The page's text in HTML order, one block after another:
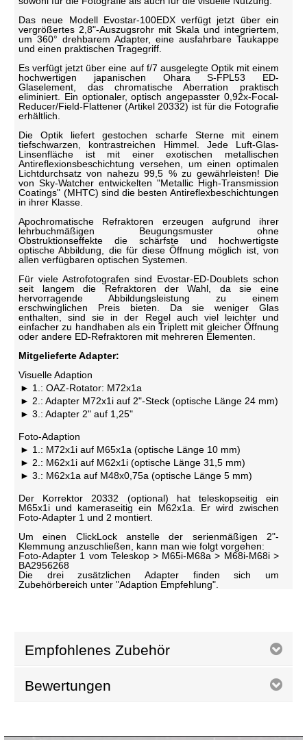
Das neue Modell Evostar-100EDX verfügt jetzt über ein
vergrößertes 2,8"-Auszugsrohr mit Skala und integriertem,
um 360° drehbarem Adapter, eine ausfahrbare Taukappe
und einen praktischen Tragegriff.
Es verfügt jetzt über eine auf f/7 ausgelegte Optik mit einem
hochwertigen japanischen Ohara S-FPL53 ED-
Glaselement, das chromatische Aberration praktisch
eliminiert. Ein optionaler, optisch angepasster 0,92x-Focal-
Reducer/Field-Flattener (Artikel 20332) ist für die Fotografie
erhältlich.
Die Optik liefert gestochen scharfe Sterne mit einem
tiefschwarzen, kontrastreichen Himmel. Jede Luft-Glas-
Linsenfläche ist mit einer exotischen metallischen
Antireflexionsbeschichtung versehen, um einen optimalen
Lichtdurchsatz von nahezu 99,5 % zu gewährleisten! Die
von Sky-Watcher entwickelten "Metallic High-Transmission
Coatings" (MHTC) sind die besten Antireflexbeschichtungen
in ihrer Klasse.
Apochromatische Refraktoren erzeugen aufgrund ihrer
lehrbuchmäßigen Beugungsmuster ohne
Obstruktionseffekte die schärfste und hochwertigste
optische Abbildung, die für diese Öffnung möglich ist, von
allen verfügbaren optischen Systemen.
Für viele Astrofotografen sind Evostar-ED-Doublets schon
seit langem die Refraktoren der Wahl, da sie eine
hervorragende Abbildungsleistung zu einem
erschwinglichen Preis bieten. Da sie weniger Glas
enthalten, sind sie in der Regel auch viel leichter und
einfacher zu handhaben als ein Triplett mit gleicher Öffnung
oder andere ED-Refraktoren mit mehreren Elementen.
Mitgelieferte Adapter:
Visuelle Adaption
1.: OAZ-Rotator: M72x1a
2.: Adapter M72x1i auf 2"-Steck (optische Länge 24 mm)
3.: Adapter 2" auf 1,25"
Foto-Adaption
1.: M72x1i auf M65x1a (optische Länge 10 mm)
2.: M62x1i auf M62x1i (optische Länge 31,5 mm)
3.: M62x1a auf M48x0,75a (optische Länge 5 mm)
Der Korrektor 20332 (optional) hat teleskopseitig ein
M65x1i und kameraseitig ein M62x1a. Er wird zwischen
Foto-Adapter 1 und 2 montiert.
Um einen ClickLock anstelle der serienmäßigen 2"-
Klemmung anzuschließen, kann man wie folgt vorgehen:
Foto-Adapter 1 vom Teleskop > M65i-M68a > M68i-M68i >
BA2956268
Die drei zusätzlichen Adapter finden sich um
Zubehörbereich unter "Adaption Empfehlung".
Empfohlenes Zubehör
Bewertungen